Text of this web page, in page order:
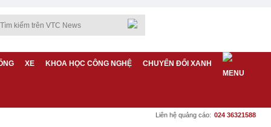
XE KHOA HỌC CÔNG NGHỆ CHUYỂN ĐỔI XANH
Liên hệ quảng cáo: 024 36321588